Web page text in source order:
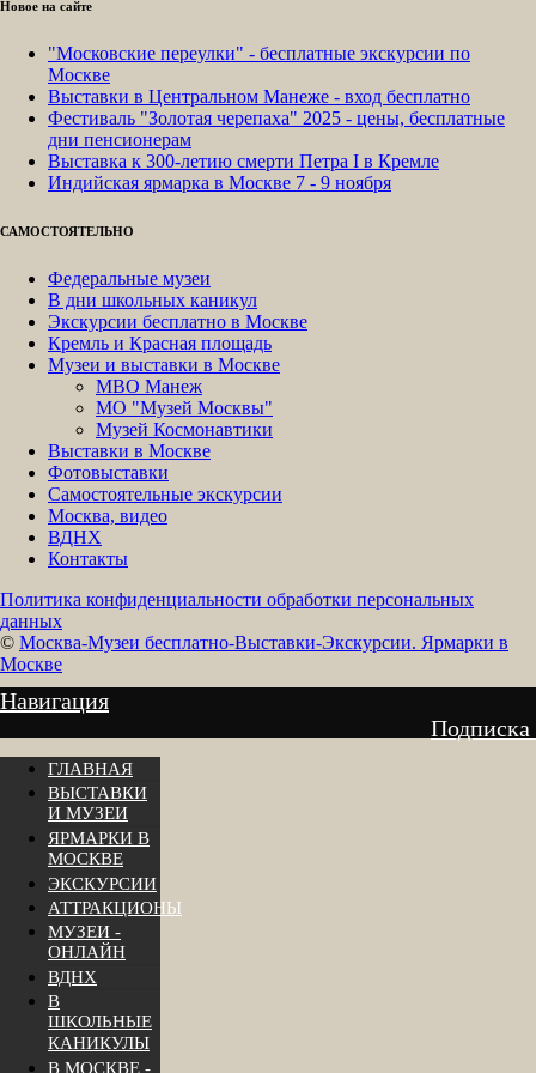
Новое на сайте
"Московские переулки" - бесплатные экскурсии по
Москве
Выставки в Центральном Манеже - вход бесплатно
Фестиваль "Золотая черепаха" 2025 - цены, бесплатные
дни пенсионерам
Выставка к 300-летию смерти Петра I в Кремле
Индийская ярмарка в Москве 7 - 9 ноября
САМОСТОЯТЕЛЬНО
Федеральные музеи
В дни школьных каникул
Экскурсии бесплатно в Москве
Кремль и Красная площадь
Музеи и выставки в Москве
МВО Манеж
МО "Музей Москвы"
Музей Космонавтики
Выставки в Москве
Фотовыставки
Самостоятельные экскурсии
Москва, видео
ВДНХ
Контакты
Политика конфиденциальности обработки персональных
данных
© Москва-Музеи бесплатно-Выставки-Экскурсии. Ярмарки в
Москве
Навигация
Подписка
ГЛАВНАЯ
ВЫСТАВКИ
И МУЗЕИ
ЯРМАРКИ В
МОСКВЕ
ЭКСКУРСИИ
АТТРАКЦИОНЫ
МУЗЕИ -
ОНЛАЙН
ВДНХ
В
ШКОЛЬНЫЕ
КАНИКУЛЫ
В МОСКВЕ -